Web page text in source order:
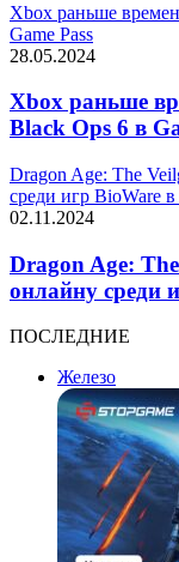
Xbox раньше
Game Pass
28.05.2024
Xbox раньше
Black Ops 6 в
Dragon Age: The
среди игр BioWare в
02.11.2024
Dragon Age:
онлайну среди
ПОСЛЕДНИЕ
Железо